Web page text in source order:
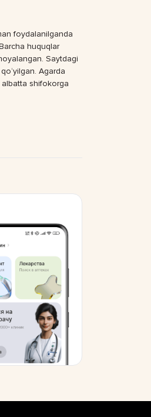
foydalanilganda
huquqlar
Saytdagi
Agarda
shifokorga